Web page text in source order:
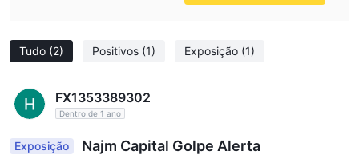
Tudo (2) Positivos (1) Exposição (1)
FX1353389302
Dentro de 1 ano
Exposição Najm Capital Golpe Alerta